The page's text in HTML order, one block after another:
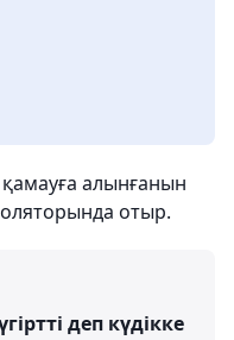
алынғанын
отыр.
деп күдікке